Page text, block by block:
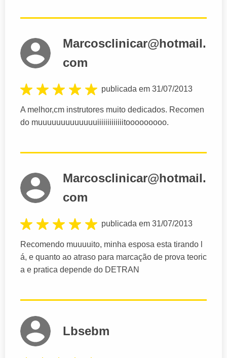
Marcosclinicar@hotmail.
com
publicada em 31/07/2013
A melhor,cm instrutores muito dedicados. Recomen
do muuuuuuuuuuuuuiiiiiiiiiiiiitooooooooo.
Marcosclinicar@hotmail.
com
publicada em 31/07/2013
Recomendo muuuuito, minha esposa esta tirando l
á, e quanto ao atraso para marcação de prova teoric
a e pratica depende do DETRAN
Lbsebm